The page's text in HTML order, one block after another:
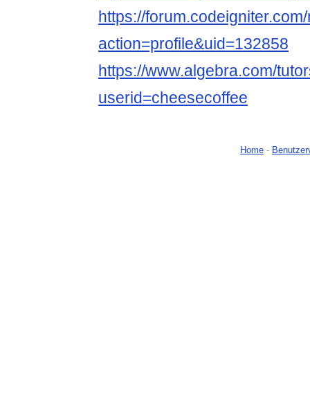
https://
action=profile&uid=132858
https://www.algebra.com/
userid=cheesecoffee
Home -